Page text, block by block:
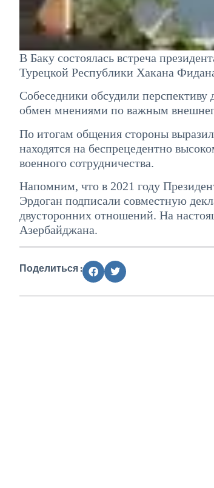
В Баку состоялась встреча
Турецкой Республики Хакана
Собеседники обсудили перспективу
обмен мнениями по важным
По итогам общения стороны
находятся на беспрецедентно
военного сотрудничества.
Напомним, что в 2021 году
Эрдоган подписали совместную
двусторонних отношений. На
Азербайджана.
Поделиться :